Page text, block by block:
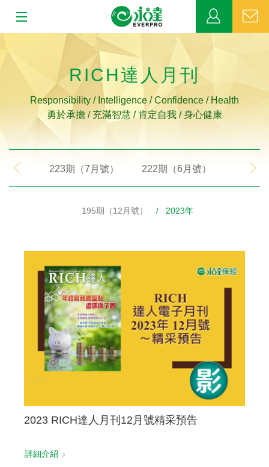
業務發展
MDRT
新聞中心
公益活動
網站連結
聯絡我們
223期（7月號） 222期（6月號） 221期
RICH達人月刊
Responsibility / Intelligence / Confidence / Health
勇於承擔 / 充滿智慧 / 肯定自我 / 身心健康
195期（12月號） / 2023年
2023 RICH達人月刊12月號精采預告
詳細介紹